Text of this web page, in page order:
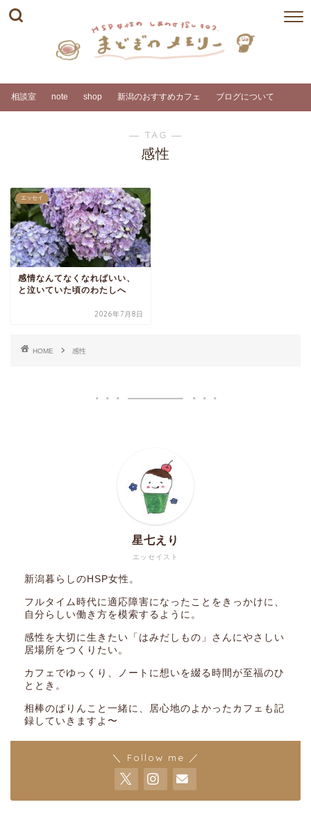
相談室 note shop 新潟のおすすめカフェ ブログについて
― TAG ―
感性
エッセイ
感情なんてなくなればいい、
と泣いていた頃のわたしへ
2026年7月8日
HOME 感性
エッセイスト
星七えり
新潟暮らしのHSP女性。
フルタイム時代に適応障害になったことをきっかけに、
自分らしい働き方を模索するように。
感性を大切に生きたい「はみだしもの」さんにやさしい
居場所をつくりたい。
カフェでゆっくり、ノートに想いを綴る時間が至福のひ
ととき。
相棒のぱりんこと一緒に、居心地のよかったカフェも記
録していきますよ〜
＼ Follow me ／